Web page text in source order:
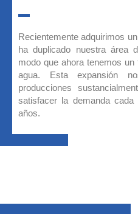
Recientemente adquirimos
ha duplicado nuestra área
modo que ahora tenemos
agua. Esta expansión
producciones
satisfacer la demanda
años.